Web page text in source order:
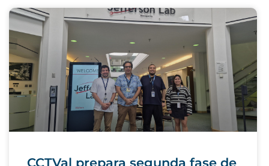
CCTVal prepara segunda fase de